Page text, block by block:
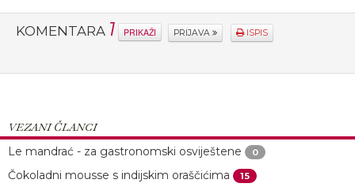
KOMENTARA 1 PRIKAŽI PRIJAVA ISPIS
VEZANI ČLANCI
Le mandrać - za gastronomski osviještene
0
Čokoladni mousse s indijskim oraščićima 15